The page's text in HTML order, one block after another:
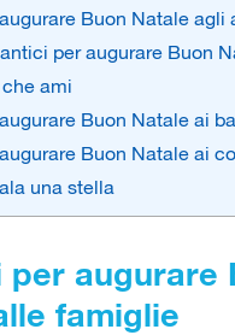
Buon Natale agli
per augurare Buon
ami
Buon Natale ai
Buon Natale ai
una stella
per augurare
famiglie